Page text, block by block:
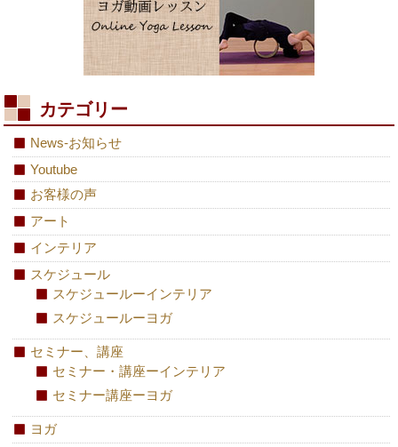
カテゴリー
News-お知らせ
Youtube
お客様の声
アート
インテリア
スケジュール
スケジュールーインテリア
スケジュールーヨガ
セミナー、講座
セミナー・講座ーインテリア
セミナー講座ーヨガ
ヨガ